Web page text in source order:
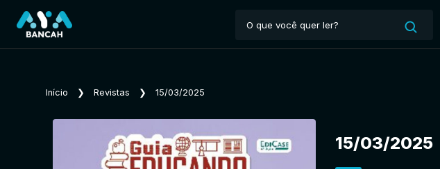
Início ❯ Revistas ❯ 15/03/2025
15/03/2025